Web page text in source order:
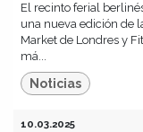
El recinto ferial
una nueva edición de
Market de Londres y
má...
Noticias
10.03.2025